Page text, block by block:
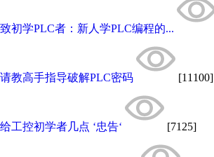
致初学PLC者：新人学PLC编程的...
请教高手指导破解PLC密码 [11100]
给工控初学者几点 ‘忠告‘ [7125]